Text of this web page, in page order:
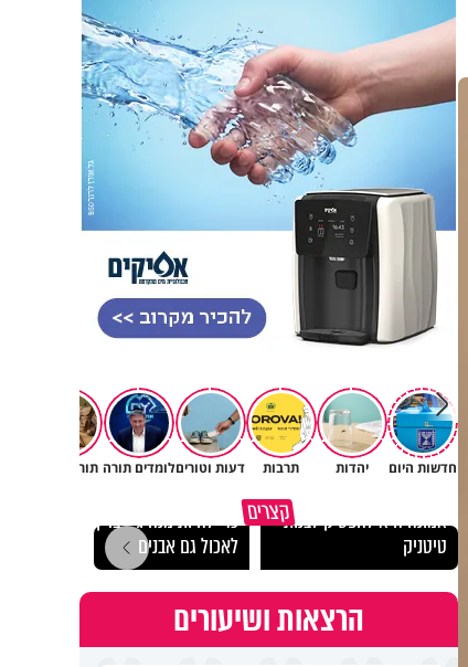
חדשות היום יהדות תרבות דעות וטוריםלומדים תורה תורה ומדע
קצריםאמונה היא להפסיק לבנות
טיטניק
כדי להיות מנהיג - צריך
לאכול גם אבנים
הרצאות ושיעורים